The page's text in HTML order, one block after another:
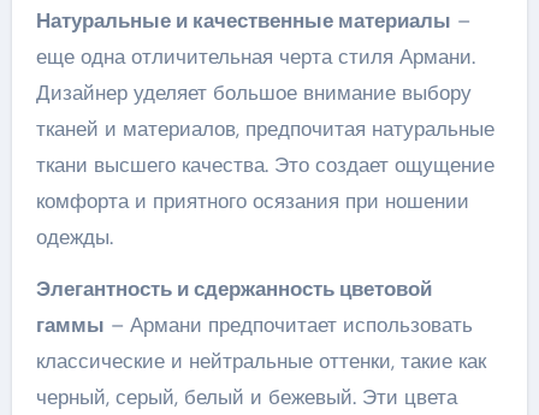
Натуральные и качественные материалы –
еще одна отличительная черта стиля Армани.
Дизайнер уделяет большое внимание выбору
тканей и материалов, предпочитая натуральные
ткани высшего качества. Это создает ощущение
комфорта и приятного осязания при ношении
одежды.
Элегантность и сдержанность цветовой
гаммы – Армани предпочитает использовать
классические и нейтральные оттенки, такие как
черный, серый, белый и бежевый. Эти цвета